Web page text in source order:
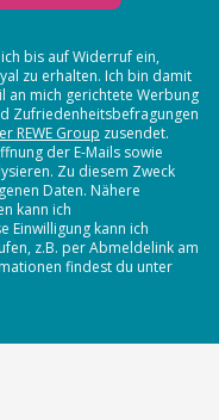
bis auf Widerruf ein,
zu erhalten. Ich bin damit
an mich gerichtete Werbung
Zufriedenheitsbefragungen
REWE Group zusendet.
der E-Mails sowie
Zu diesem Zweck
Daten. Nähere
kann ich
Einwilligung kann ich
z.B. per Abmeldelink am
findest du unter